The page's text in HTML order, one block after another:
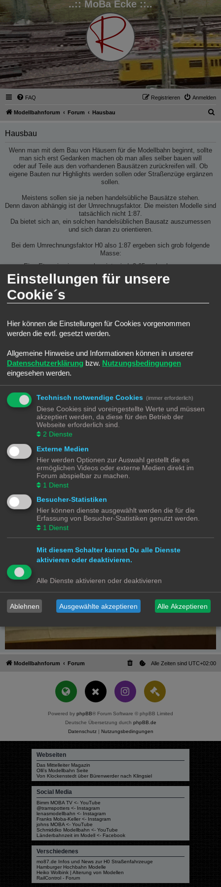
..:: MoBa Ecke ::..
FAQ Anmelden
Registrieren
Modellbahnforum Forum Hausbau
Hausbau
Wenn man mit dem Bau von Häusern für die Modellbahn beginnt, sollte
man sich erst Gedanken machen ob man alles selber bauen will
oder auf Teile aus den vorhandenen Bausätzen zurückreifen will. Ob
eigene Bauten nur Highlights werden sollen oder Straßenzüge ergänzen
sollen.
Meistens sollen sie ja neben handelsübliche Bausätze stehen.
Denn davon abhängig ist der Umrechnugsfaktor. Die meisten Modelle sind
tatsächlich nicht 1:87.
Da bietet sich an, ein solchen handelsüblichen Bausatz auszumessen
und sich daran zu orientieren.
Bei dem Umrechnungsfaktor H0 also 1:87 ergeben sich grob folgende
Masse:
Eine Etage in einem neubau ist mind. 2,65cm hoch.
Bei Gebäuden aus den 60gern bis in die 80ger dann 2,88cm hoch.
Bei klassischen Altbauten ergibt sich eine Höhe von 3,8 cm.
Bei Gebäuden aus der Gründerzeit und Aristokratie ergibt sich eine
Höhe von ca 5,2 cm.
zu haben.
Modellbahnforum Forum Alle Zeiten sind UTC+02:00
Powered by phpBB® Forum Software © phpBB Limited
Deutsche Übersetzung durch phpBB.de
Datenschutz| Nutzungsbedingungen
Webseiten
Das Mittelleiter Magazin
Olli's Modellbahn Seite
Von Klockenstedt über Bürenwerder nach Klingsiel
Social Media
Bimm MOBA TV <- YouTube
@tramspotters <- Instagram
lenasmodellbahn <- Instagram
Franks Moba-Keller <- Instagram
johns MOBA <- YouTube
Schmiddko Modellbahn <- YouTube
Länderbahnzeit im Modell <- Facebook
Verschiedenes
mo87.de Infos und News zur H0 Straßenfahrzeuge
Hamburger Hochbahn Modelle
Heiko Wolbink | Alterung von Modellen
RailControl - Forum
Einstellungen für unsere
Cookie´s
Hier können die Einstellungen für Cookies vorgenommen
werden die evtl. gesetzt werden.
Allgemeine Hinweise und Informationen können in unserer
Datenschutzerklärung bzw. Nutzungsbedingungen
eingesehen werden.
Technisch notwendige Cookies (immer erforderlich)
Diese Cookies sind voreingestellte Werte und müssen
akzeptiert werden, da diese für den Betrieb der
Webseite erforderlich sind.
2 Dienste
Externe Medien
Hier werden Optionen zur Auswahl gestellt die es
ermöglichen Videos oder externe Medien direkt im
Forum abspielbar zu machen.
1 Dienst
Besucher-Statistiken
Hier können dienste ausgewählt werden die für die
Erfassung von Besucher-Statistiken genutzt werden.
1 Dienst
Mit diesem Schalter kannst Du alle Dienste
aktivieren oder deaktivieren.
Alle Dienste aktivieren oder deaktivieren
Ablehnen Ausgewählte akzeptieren Alle Akzeptieren